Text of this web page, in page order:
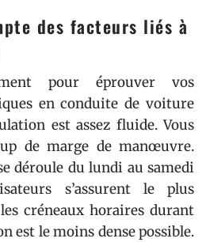
des facteurs liés à
pour éprouver vos
en conduite de voiture
est assez fluide. Vous
de marge de manœuvre.
déroule du lundi au samedi
s’assurent le plus
créneaux horaires durant
est le moins dense possible.